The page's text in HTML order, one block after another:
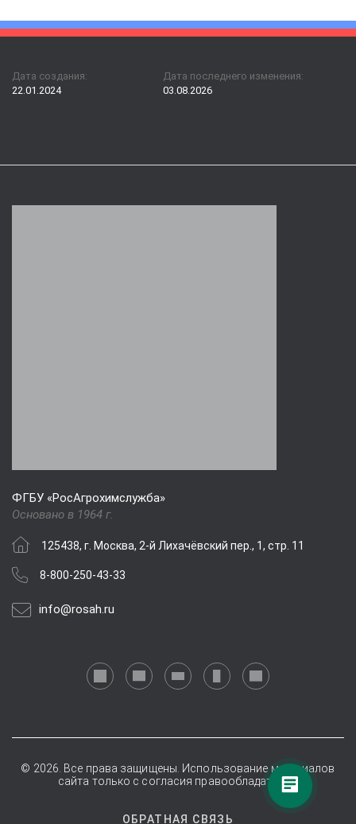
Дата создания:
22.01.2024
Дата последнего изменения:
03.08.2026
ФГБУ «РосАгрохимслужба»
Основано в 1964 г.
125438, г. Москва, 2-й Лихачёвский пер., 1, стр. 11
8-800-250-43-33
info@rosah.ru
© 2026. Все права защищены. Использование материалов
сайта только с согласия правообладателей.
ОБРАТНАЯ СВЯЗЬ